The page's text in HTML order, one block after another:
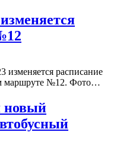
расписание
маршруте №12. Фото…
новый